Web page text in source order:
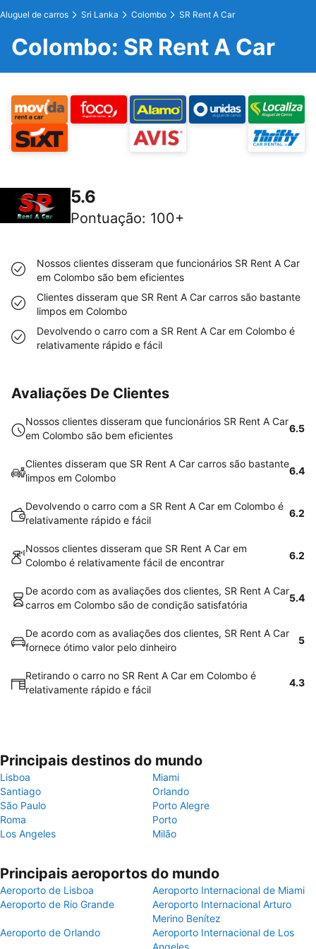
Aluguel de carros Sri Lanka Colombo SR Rent A Car
Colombo: SR Rent A Car
5.6
Pontuação: 100+
Nossos clientes disseram que funcionários SR Rent A Car
em Colombo são bem eficientes
Clientes disseram que SR Rent A Car carros são bastante
limpos em Colombo
Devolvendo o carro com a SR Rent A Car em Colombo é
relativamente rápido e fácil
Avaliações De Clientes
Nossos clientes disseram que funcionários SR Rent A Car
em Colombo são bem eficientes
6.5
Clientes disseram que SR Rent A Car carros são bastante
limpos em Colombo
6.4
Devolvendo o carro com a SR Rent A Car em Colombo é
relativamente rápido e fácil
6.2
Nossos clientes disseram que SR Rent A Car em
Colombo é relativamente fácil de encontrar
6.2
De acordo com as avaliações dos clientes, SR Rent A Car
carros em Colombo são de condição satisfatória
5.4
De acordo com as avaliações dos clientes, SR Rent A Car
fornece ótimo valor pelo dinheiro
5
Retirando o carro no SR Rent A Car em Colombo é
relativamente rápido e fácil
4.3
Principais destinos do mundo
Lisboa
Miami
Santiago
Orlando
São Paulo
Porto Alegre
Roma
Porto
Los Angeles
Milão
Principais aeroportos do mundo
Aeroporto de Lisboa
Aeroporto Internacional de Miami
Aeroporto de Rio Grande
Aeroporto Internacional Arturo
Merino Benítez
Aeroporto de Orlando
Aeroporto Internacional de Los
Angeles